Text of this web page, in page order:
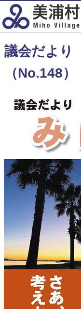
議会だより
（No.148）